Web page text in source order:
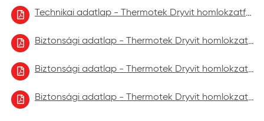
Technikai adatlap - Thermotek Dryvit homlokzatfelújító festék
Biztonsági adatlap - Thermotek Dryvit homlokzatfelújító festék 2021.09.
Biztonsági adatlap - Thermotek Dryvit homlokzatfelújító festék 2022.10
Biztonsági adatlap - Thermotek Dryvit homlokzatfelújító festék 2023.06.